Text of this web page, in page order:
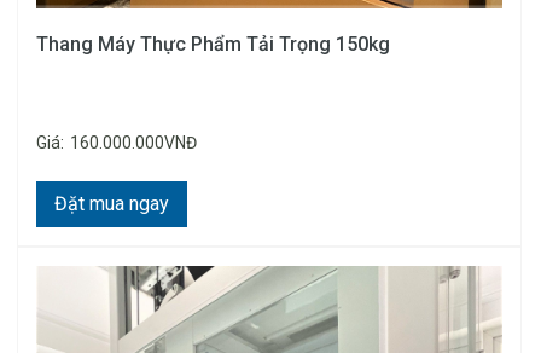
Thang Máy Thực Phẩm Tải Trọng 150kg
Giá: 160.000.000VNĐ
Đặt mua ngay